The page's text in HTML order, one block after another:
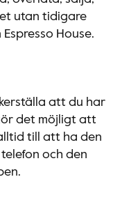
utan tidigare
House.
att du har
det möjligt att
till att ha den
och den